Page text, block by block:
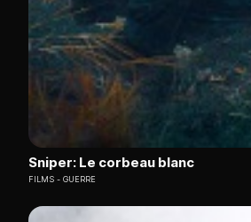
Sniper: Le corbeau blanc
FILMS GUERRE